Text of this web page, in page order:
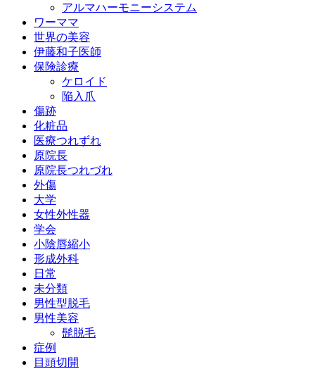
アルマハーモニーシステム
ワーママ
世界の美容
伊藤和子医師
保険診療
ケロイド
陥入爪
傷跡
化粧品
医療つれずれ
原院長
原院長つれづれ
外傷
大学
女性外性器
学会
小陰唇縮小
形成外科
日常
未分類
男性型脱毛
男性美容
髭脱毛
症例
目頭切開